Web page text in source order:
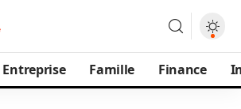
Entreprise Famille Finance